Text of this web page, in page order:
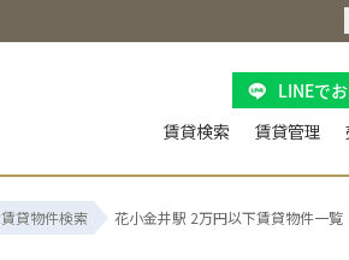
LINEで
賃貸検索 賃貸管理
賃貸物件検索 花小金井駅 2万円以下賃貸物件一覧